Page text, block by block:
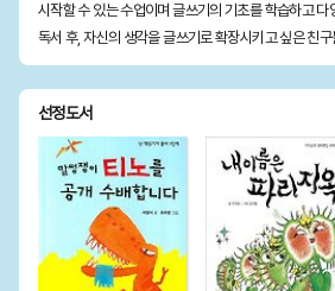
시작할 수 있는 수업이며 글쓰기의 기초를 학습하고 다
독서 후, 자신의 생각을 글쓰기로 확장시키고 싶은 친
선정도서